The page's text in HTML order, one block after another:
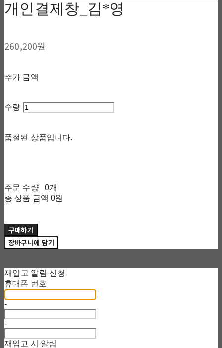
개인결제창_김*영
260,200원
추가 금액
수량
품절된 상품입니다.
주문 수량
0개
총 상품 금액 0원
구매하기
장바구니에 담기
재입고 알림 신청
휴대폰 번호
-
-
재입고 시 알림